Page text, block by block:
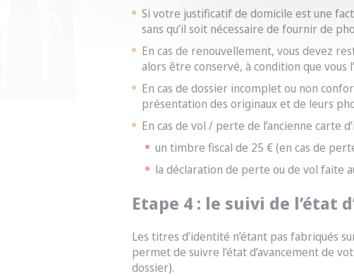
Si votre justificatif de domicile est une
sans qu’il soit nécessaire de fournir de
En cas de renouvellement, vous devez
alors être conservé, à condition que vous
En cas de dossier incomplet ou non
présentation des originaux et de leurs
En cas de vol / perte de l’ancienne
un timbre fiscal de 25 € (en cas de
la déclaration de perte ou de vol faite
Etape 4 : le suivi de l’état
Les titres d’identité n’étant pas fabriqués
permet de suivre l’état d’avancement de
dossier).